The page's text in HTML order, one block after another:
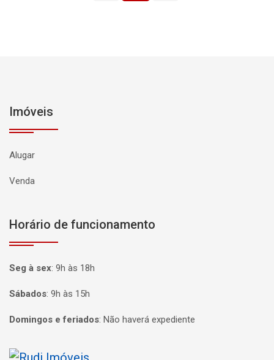
Imóveis
Alugar
Venda
Horário de funcionamento
Seg à sex: 9h às 18h
Sábados: 9h às 15h
Domingos e feriados: Não haverá expediente
Página inicial